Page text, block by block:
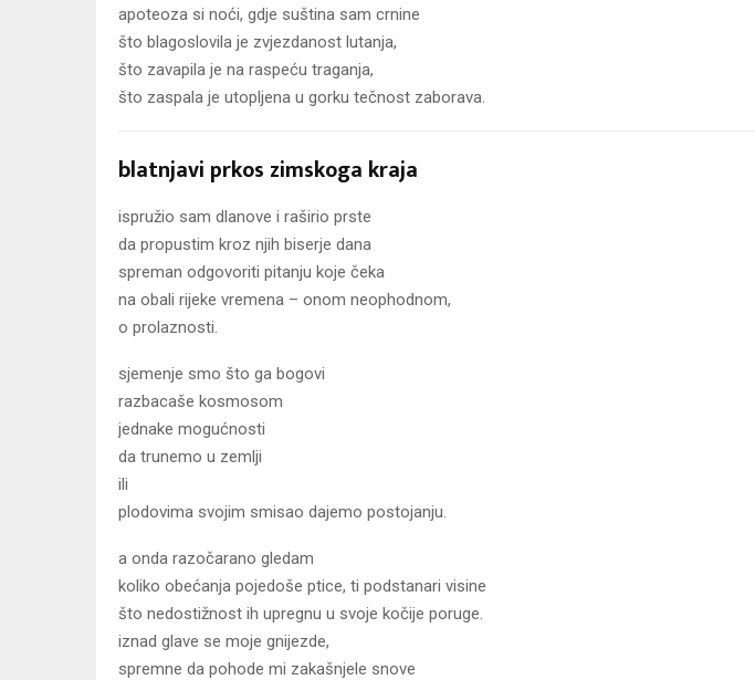
apoteoza si noći, gdje suština sam crnine
što blagoslovila je zvjezdanost lutanja,
što zavapila je na raspeću traganja,
što zaspala je utopljena u gorku tečnost zaborava.
blatnjavi prkos zimskoga kraja
ispružio sam dlanove i raširio prste
da propustim kroz njih biserje dana
spreman odgovoriti pitanju koje čeka
na obali rijeke vremena – onom neophodnom,
o prolaznosti.
sjemenje smo što ga bogovi
razbacaše kosmosom
jednake mogućnosti
da trunemo u zemlji
ili
plodovima svojim smisao dajemo postojanju.
a onda razočarano gledam
koliko obećanja pojedoše ptice, ti podstanari visine
što nedostižnost ih upregnu u svoje kočije poruge.
iznad glave se moje gnijezde,
spremne da pohode mi zakašnjele snove